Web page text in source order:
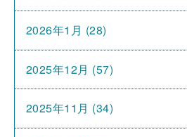
2026年1月 (28)
2025年12月 (57)
2025年11月 (34)